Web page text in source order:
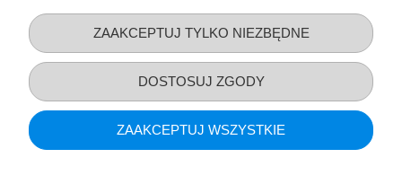
Informacje o sklepie
ZAAKCEPTUJ TYLKO NIEZBĘDNE
DOSTOSUJ ZGODY
ZAAKCEPTUJ WSZYSTKIE